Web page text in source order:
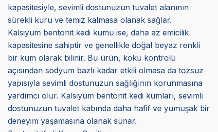
kapasitesiyle, sevimli dostunuzun tuvalet alanının
sürekli kuru ve temiz kalmasa olanak sağlar.
Kalsiyum bentonit kedi kumu ise, daha az emicilik
kapasitesine sahiptir ve genellikle doğal beyaz renkli
bir kum olarak bilinir. Bu ürün, koku kontrolü
açısından sodyum bazlı kadar etkili olmasa da tozsuz
yapısıyla sevimli dostunuzun sağlığının korunmasına
yardımcı olur. Kalsiyum bentonit kedi kumları, sevimli
dostunuzun tuvalet kabında daha hafif ve yumuşak bir
deneyim yaşamasına olanak sunar.